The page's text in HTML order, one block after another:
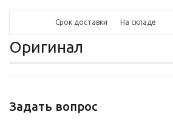
Срок доставки На складе
Оригинал
Задать вопрос